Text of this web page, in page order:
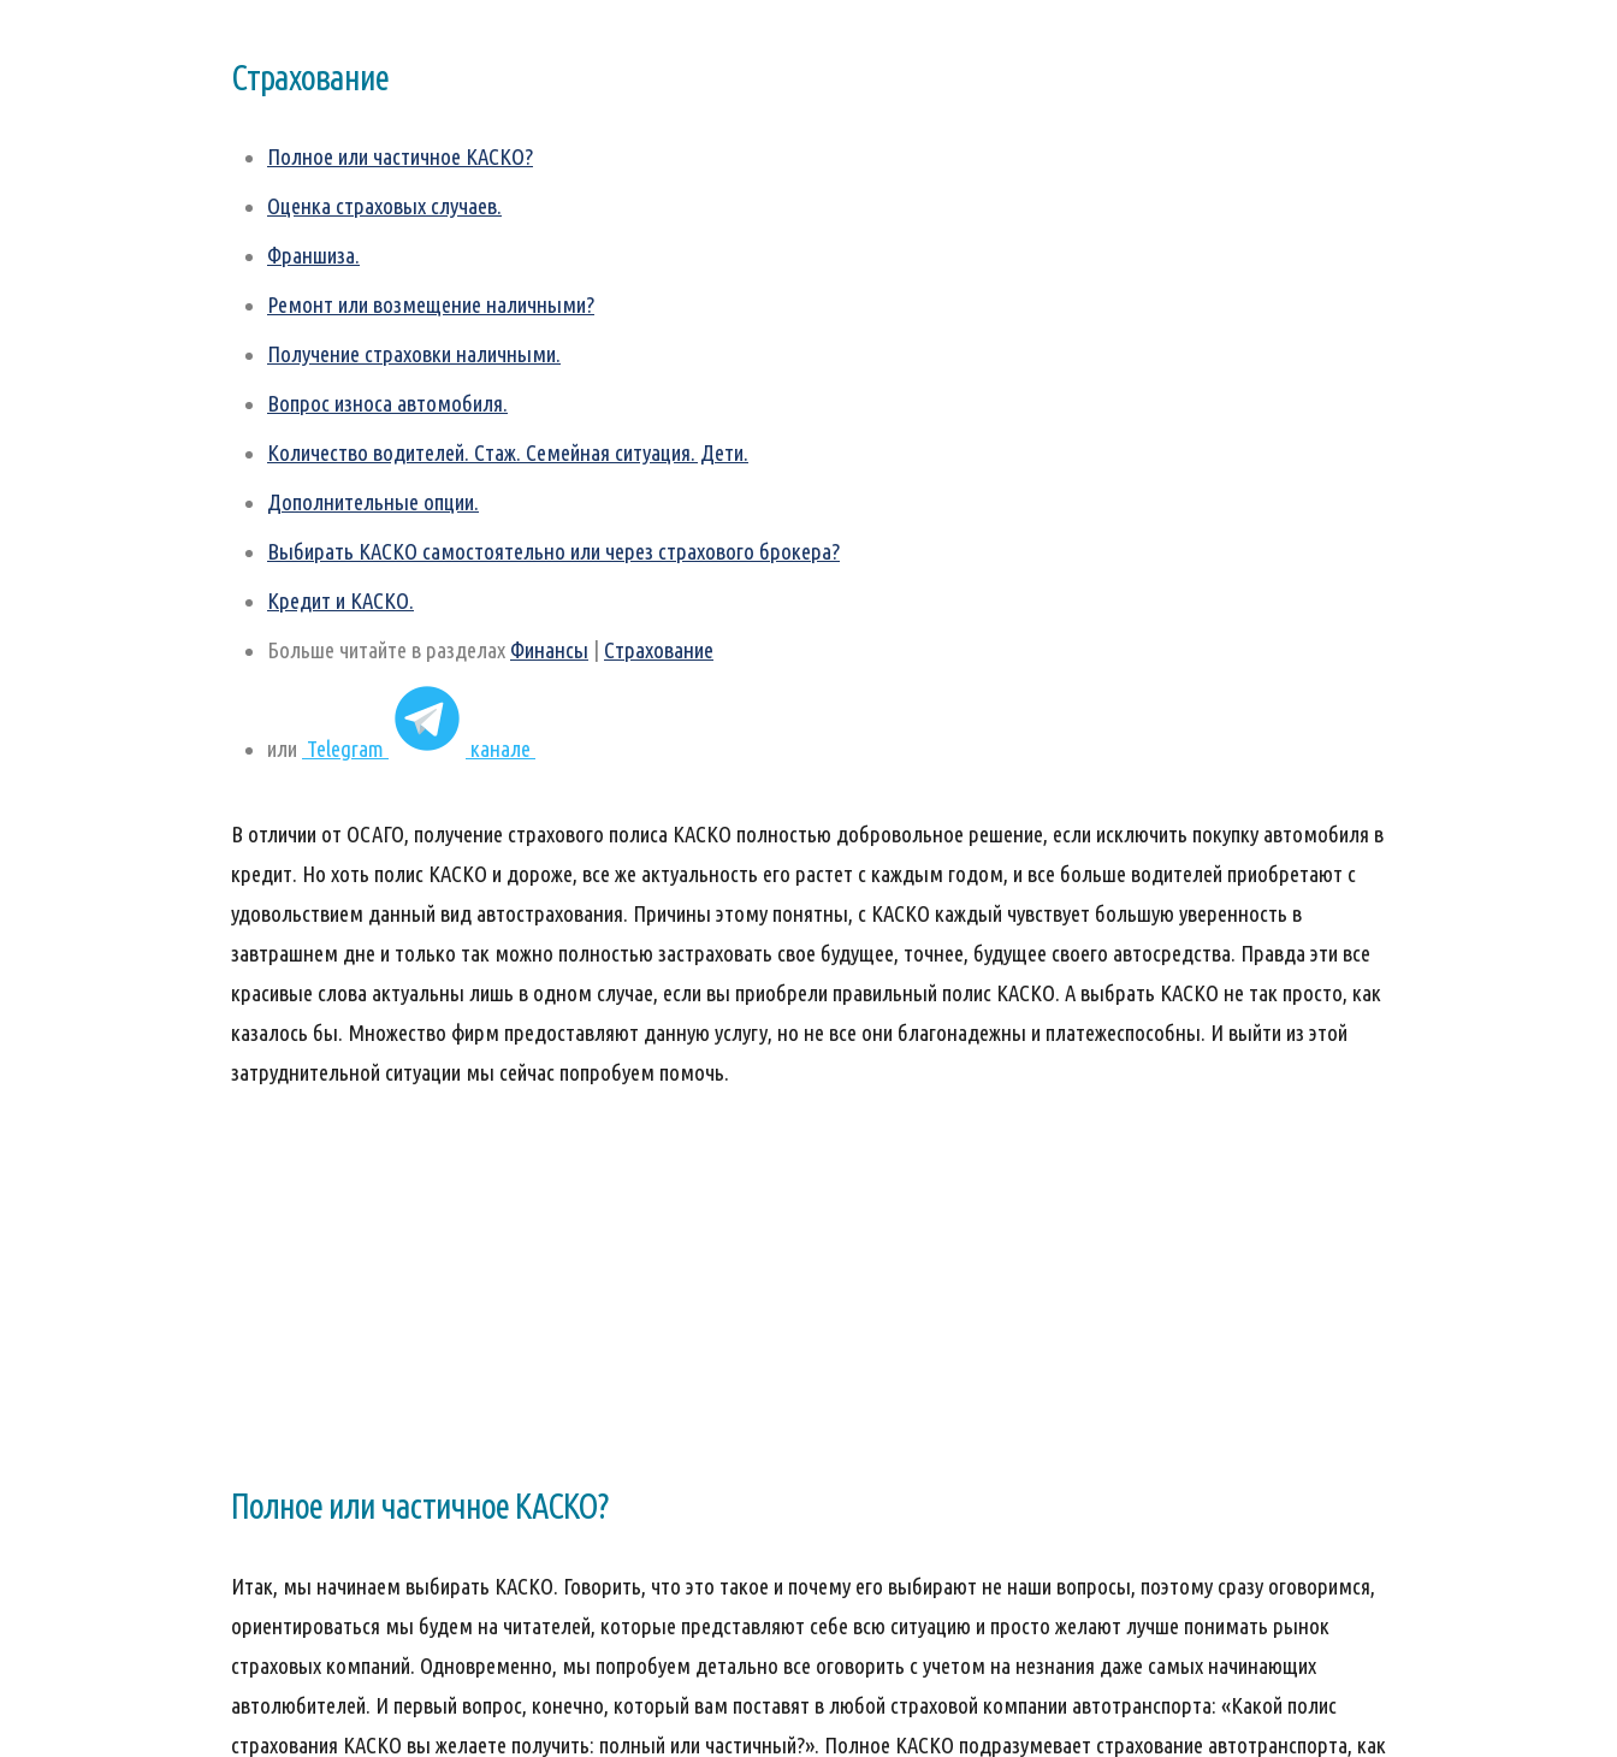
Страхование
Полное или частичное КАСКО?
Оценка страховых случаев.
Франшиза.
Ремонт или возмещение наличными?
Получение страховки наличными.
Вопрос износа автомобиля.
Количество водителей. Стаж. Семейная ситуация. Дети.
Дополнительные опции.
Выбирать КАСКО самостоятельно или через страхового брокера?
Кредит и КАСКО.
Больше читайте в разделах Финансы Страхование
или Telegram канале
В отличии от ОСАГО, получение страхового полиса КАСКО полностью добровольное решение, если исключить покупку автомобиля в
кредит. Но хоть полис КАСКО и дороже, все же актуальность его растет с каждым годом, и все больше водителей приобретают с
удовольствием данный вид автострахования. Причины этому понятны, с КАСКО каждый чувствует большую уверенность в
завтрашнем дне и только так можно полностью застраховать свое будущее, точнее, будущее своего автосредства. Правда эти все
красивые слова актуальны лишь в одном случае, если вы приобрели правильный полис КАСКО. А выбрать КАСКО не так просто, как
казалось бы. Множество фирм предоставляют данную услугу, но не все они благонадежны и платежеспособны. И выйти из этой
затруднительной ситуации мы сейчас попробуем помочь.
Полное или частичное КАСКО?
Итак, мы начинаем выбирать КАСКО. Говорить, что это такое и почему его выбирают не наши вопросы, поэтому сразу оговоримся,
ориентироваться мы будем на читателей, которые представляют себе всю ситуацию и просто желают лучше понимать рынок
страховых компаний. Одновременно, мы попробуем детально все оговорить с учетом на незнания даже самых начинающих
автолюбителей. И первый вопрос, конечно, который вам поставят в любой страховой компании автотранспорта: «Какой полис
страхования КАСКО вы желаете получить: полный или частичный?». Полное КАСКО подразумевает страхование автотранспорта, как